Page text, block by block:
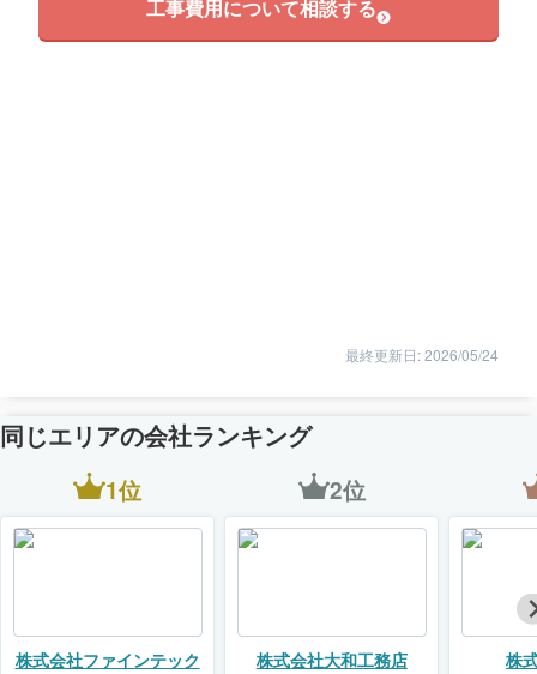
工事費用について相談する
最終更新日: 2026/05/24
同じエリアの会社ランキング
1位
株式会社ファインテック
2位
株式会社大和工務店 株